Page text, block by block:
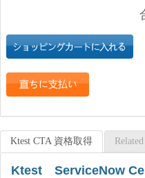
Ktest CTA 資格取得
Ktest ServiceNow